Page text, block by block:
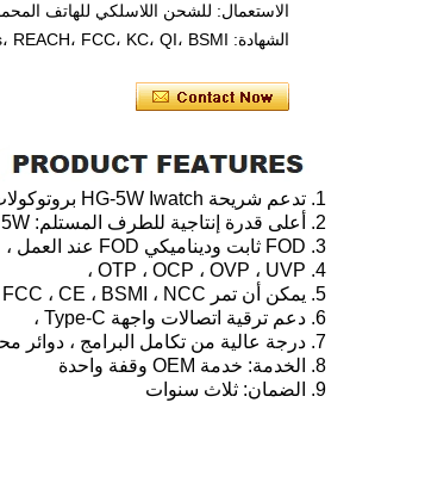
الاستعمال: للشحن اللاسلكي للهاتف
الشهادة: SMETA، ISO 9001، RoHs، REACH، FCC، KC، QI، BSMI.
1. تدعم شريحة HG-5W Iwatch بروتوكولات الشحن السريع PD و QC2.0 و QC3.0 و AFC ،
2. أعلى قدرة إنتاجية للطرف المستلم: 5W ،
3. FOD ثابت وديناميكي FOD عند العمل ،
4. OTP ، OCP ، OVP ، UVP ،
5. يمكن أن تمر KC ، FCC ، CE ، BSMI ، NCC ، شهادة BPP 5W QI ،
6. دعم ترقية اتصالات واجهة Type-C ،
7. درجة عالية من تكامل البرامج ، دوائر محيطية مبسطة للغاية ،
8. الخدمة: خدمة OEM وقفة واحدة
9. الضمان: ثلاث سنوات